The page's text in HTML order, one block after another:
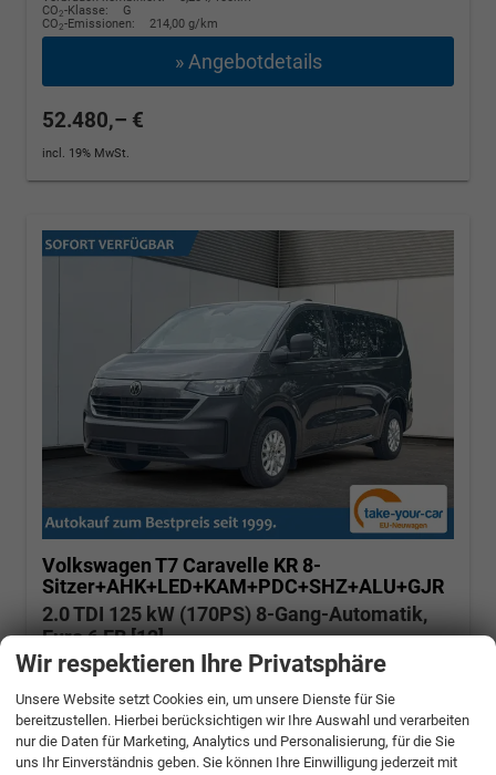
CO2-Klasse:
G
CO2-Emissionen: 214,00 g/km
» Angebotdetails
52.480,– €
incl. 19% MwSt.
Volkswagen T7 Caravelle KR 8-
Sitzer+AHK+LED+KAM+PDC+SHZ+ALU+GJR
2.0 TDI 125 kW (170PS) 8-Gang-Automatik,
Euro 6 EB [12]
unverbindliche Lieferzeit: SOFORT
Graphite Dust Metallic
Fahrzeugnr.: 501778
Diesel
Neuwagen mit Tageszulassung
Verbrauch kombiniert:
8,20 l/100km
Wir respektieren Ihre Privatsphäre
Unsere Website setzt Cookies ein, um unsere Dienste für Sie
bereitzustellen. Hierbei berücksichtigen wir Ihre Auswahl und verarbeiten
nur die Daten für Marketing, Analytics und Personalisierung, für die Sie
uns Ihr Einverständnis geben. Sie können Ihre Einwilligung jederzeit mit